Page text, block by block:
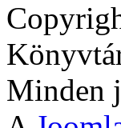
Minden